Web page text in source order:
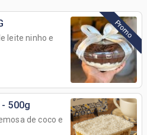
Promo
leite ninho e
- 500g
de coco e